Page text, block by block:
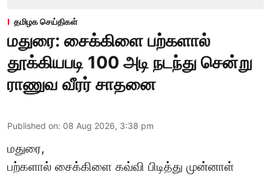
தமிழக செய்திகள்
மதுரை: சைக்கிளை பற்களால்
தூக்கியபடி 100 அடி நடந்து சென்று
ராணுவ வீரர் சாதனை
Published on: 08 Aug 2026, 3:38 pm
மதுரை,
பற்களால் சைக்கிளை கவ்வி பிடித்து முன்னாள்